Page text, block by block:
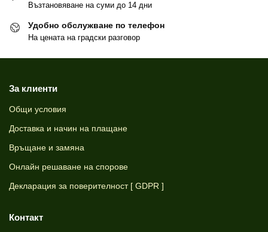
Възтановяване на суми до 14 дни
Удобно обслужване по телефон
На цената на градски разговор
За клиенти
Общи условия
Доставка и начин на плащане
Връщане и замяна
Онлайн решаване на спорове
Декларация за поверителност [ GDPR ]
Контакт